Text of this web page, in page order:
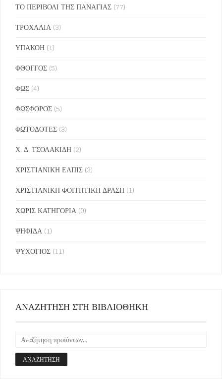
ΤΟ ΠΕΡΙΒΟΛΙ ΤΗΣ ΠΑΝΑΓΙΑΣ (77)
ΤΡΟΧΑΛΙΑ (3)
ΥΠΑΚΟΗ (1)
ΦΘΟΓΓΟΣ (5)
ΦΩΣ (4)
ΦΩΣΦΟΡΟΣ (5)
ΦΩΤΟΔΟΤΕΣ (3)
Χ. Δ. ΤΣΟΛΑΚΙΔΗ (2)
ΧΡΙΣΤΙΑΝΙΚΗ ΕΛΠΙΣ (3)
ΧΡΙΣΤΙΑΝΙΚΗ ΦΟΙΤΗΤΙΚΗ ΔΡΑΣΗ (1)
ΧΩΡΙΣ ΚΑΤΗΓΟΡΙΑ (0)
ΨΗΦΙΔΑ (1)
ΨΥΧΟΓΙΟΣ (11)
ΑΝΑΖΗΤΗΣΗ ΣΤΗ ΒΙΒΛΙΟΘΗΚΗ
ΑΝΑΖΉΤΗΣΗ